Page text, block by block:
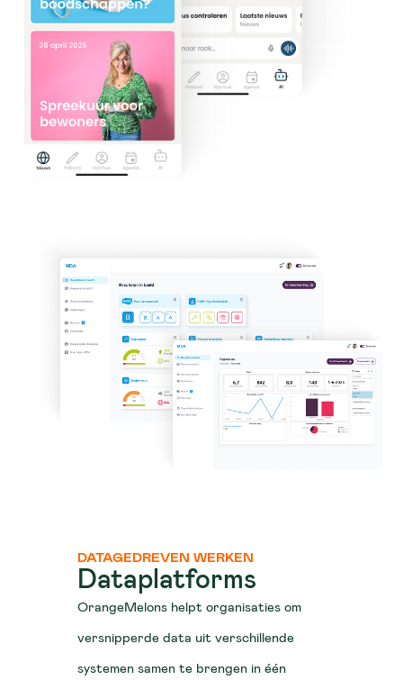
DATAGEDREVEN WERKEN
Dataplatforms
OrangeMelons helpt organisaties om
versnipperde data uit verschillende
systemen samen te brengen in één